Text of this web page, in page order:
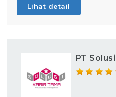
Lihat detail
PT